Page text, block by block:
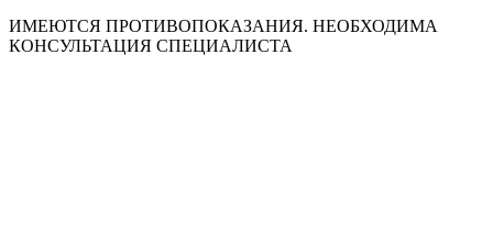
ИМЕЮТСЯ ПРОТИВОПОКАЗАНИЯ. НЕОБХОДИМА
КОНСУЛЬТАЦИЯ СПЕЦИАЛИСТА